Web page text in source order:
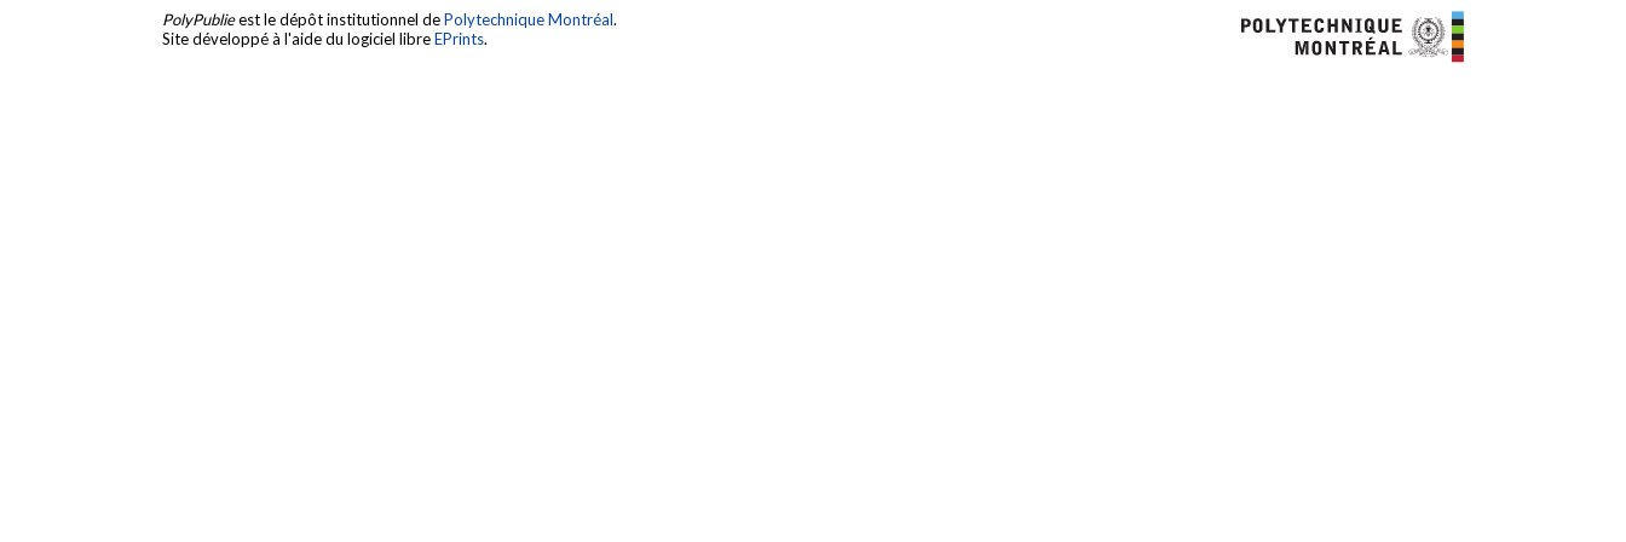
PolyPublieest le dépôt institutionnel dePolytechnique Montréal.
Site développé à l'aide du logiciel libreEPrints.